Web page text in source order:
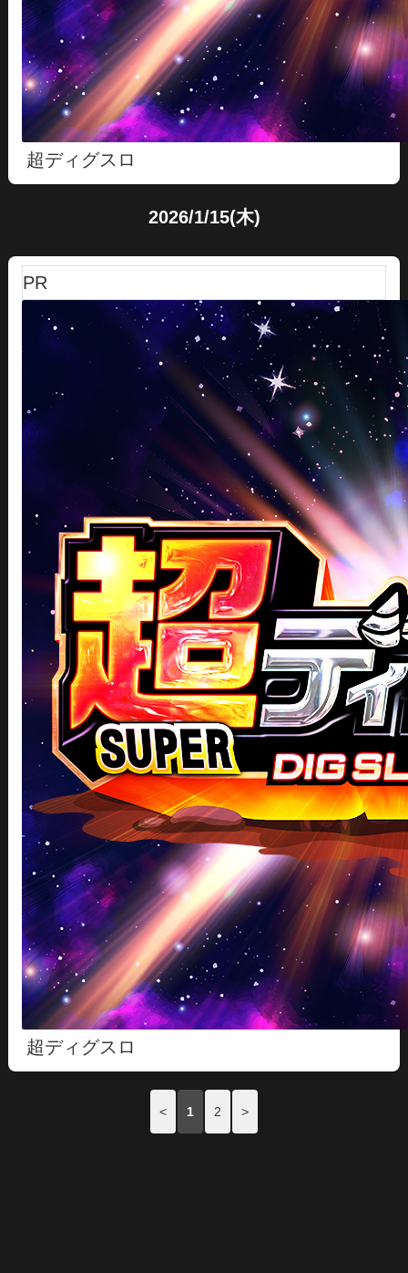
超ディグスロ
2026/1/15(木)
PR
超ディグスロ
< 1 2 >